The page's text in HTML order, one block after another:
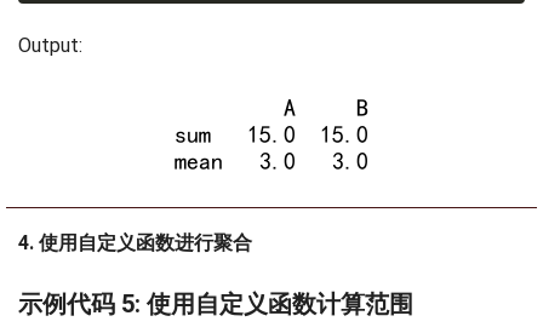
Output:
4. 使用自定义函数进行聚合
示例代码 5: 使用自定义函数计算范围